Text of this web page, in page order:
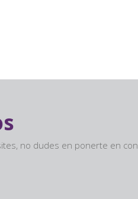
no dudes en ponerte en